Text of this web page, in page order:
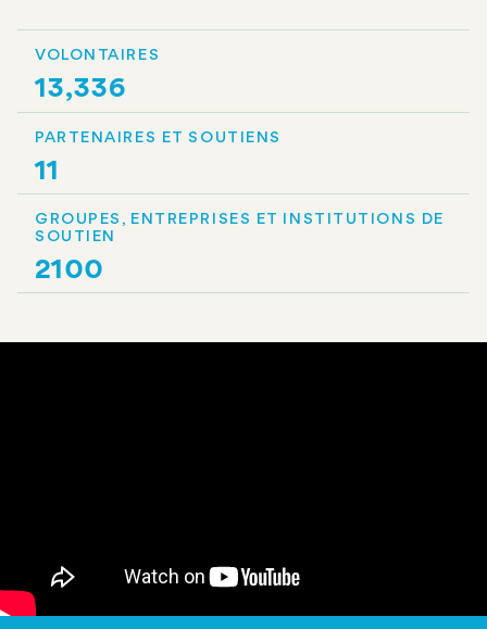
VOLONTAIRES
13,336
PARTENAIRES ET SOUTIENS
11
GROUPES, ENTREPRISES ET INSTITUTIONS DE
SOUTIEN
2100